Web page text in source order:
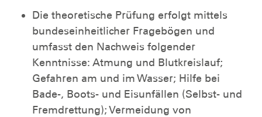
Die theoretische Prüfung erfolgt mittels
bundeseinheitlicher Fragebögen und
umfasst den Nachweis folgender
Kenntnisse: Atmung und Blutkreislauf;
Gefahren am und im Wasser; Hilfe bei
Bade-, Boots- und Eisunfällen (Selbst- und
Fremdrettung); Vermeidung von